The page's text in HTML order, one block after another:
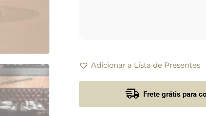
Adicionar a Lista de Presentes
Frete grátis para